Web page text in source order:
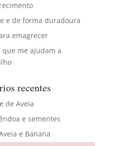
e de forma duradoura
emagrecer
que me ajudam a
recentes
de Aveia
e sementes
e Banana